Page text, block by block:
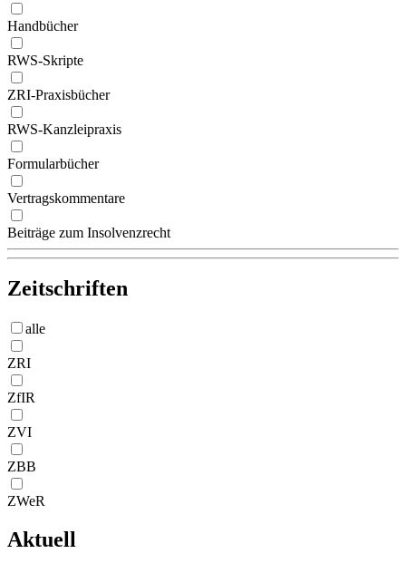
Handbücher
RWS-Skripte
ZRI-Praxisbücher
RWS-Kanzleipraxis
Formularbücher
Vertragskommentare
Beiträge zum Insolvenzrecht
Zeitschriften
alle
ZRI
ZfIR
ZVI
ZBB
ZWeR
Aktuell